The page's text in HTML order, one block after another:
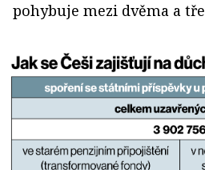
pohybuje mezi dvěma a